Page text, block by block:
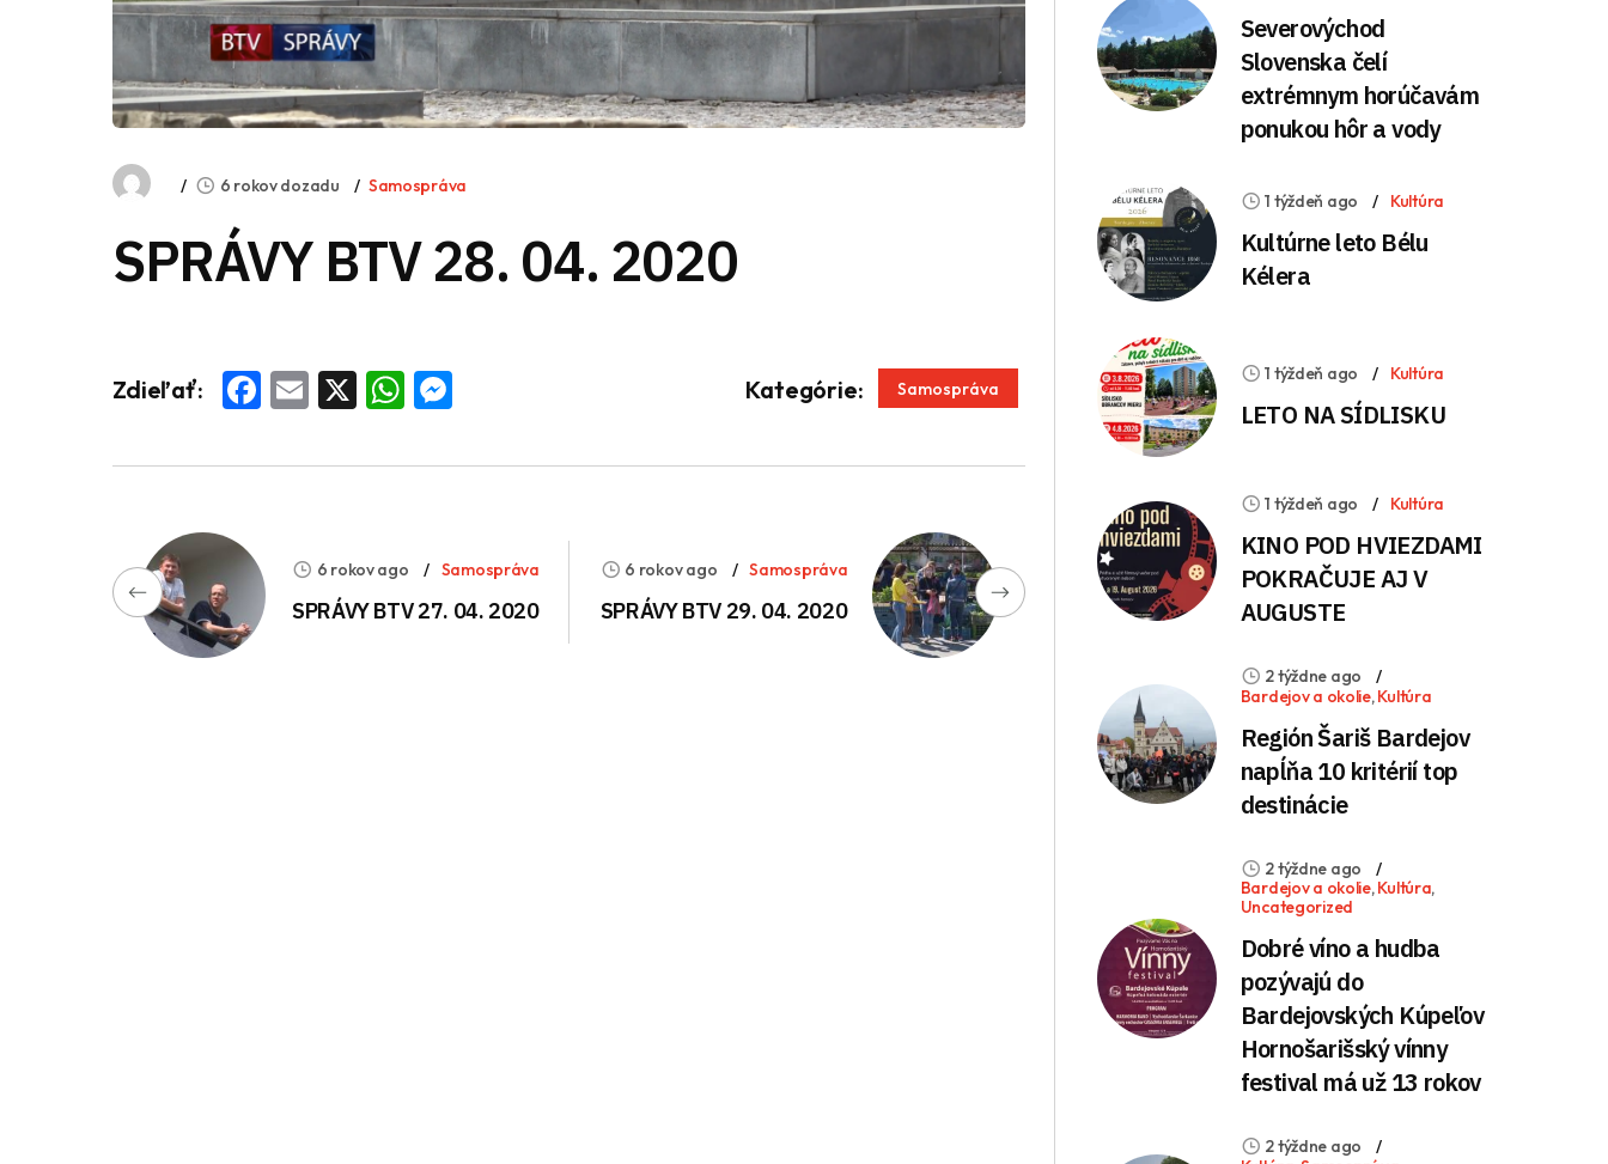
6 rokov dozadu Samospráva
SPRÁVY BTV 28. 04. 2020
Zdieľať: Facebook
Email
X WhatsApp
Messenger Kategórie: Samospráva
6 rokov ago Samospráva
SPRÁVY BTV 27. 04. 2020
6 rokov ago Samospráva
SPRÁVY BTV 29. 04. 2020
Severovýchod
Slovenska čelí
extrémnym horúčavám
ponukou hôr a vody
1 týždeň ago Kultúra
Kultúrne leto Bélu
Kélera
1 týždeň ago Kultúra
LETO NA SÍDLISKU
1 týždeň ago Kultúra
KINO POD HVIEZDAMI
POKRAČUJE AJ V
AUGUSTE
2 týždne ago
Bardejov a okolie,Kultúra
Región Šariš Bardejov
napĺňa 10 kritérií top
destinácie
2 týždne ago
Bardejov a okolie,Kultúra,
Uncategorized
Dobré víno a hudba
pozývajú do
Bardejovských Kúpeľov
Hornošarišský vínny
festival má už 13 rokov
2 týždne ago